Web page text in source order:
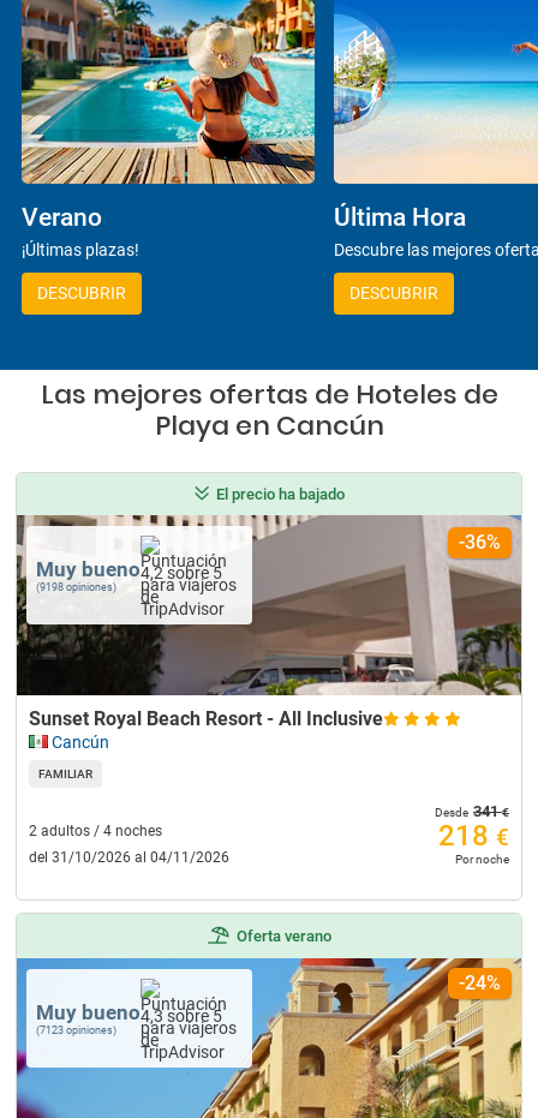
Verano
¡Últimas plazas!
DESCUBRIR
Última Hora
Descubre las mejores
DESCUBRIR
Las mejores ofertas de Hoteles de
Playa en Cancún
El precio ha bajado
Muy bueno
(9198 opiniones)
Sunset Royal Beach Resort - All Inclusive
Cancún
FAMILIAR
2 adultos / 4 noches
del 31/10/2026 al 04/11/2026
-36%
Desde 341€
218 €
Por noche
Oferta verano
Muy bueno
(7123 opiniones)
-24%